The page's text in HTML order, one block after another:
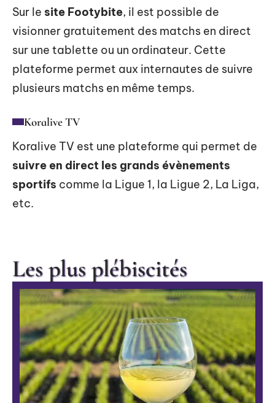
Sur le site Footybite, il est possible de
visionner gratuitement des matchs en direct
sur une tablette ou un ordinateur. Cette
plateforme permet aux internautes de suivre
plusieurs matchs en même temps.
Koralive TV
Koralive TV est une plateforme qui permet de
suivre en direct les grands évènements
sportifs comme la Ligue 1, la Ligue 2, La Liga,
etc.
Les plus plébiscités